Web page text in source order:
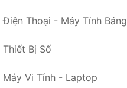
Điện Thoại - Máy Tính Bảng
Thiết Bị Số
Máy Vi Tính - Laptop